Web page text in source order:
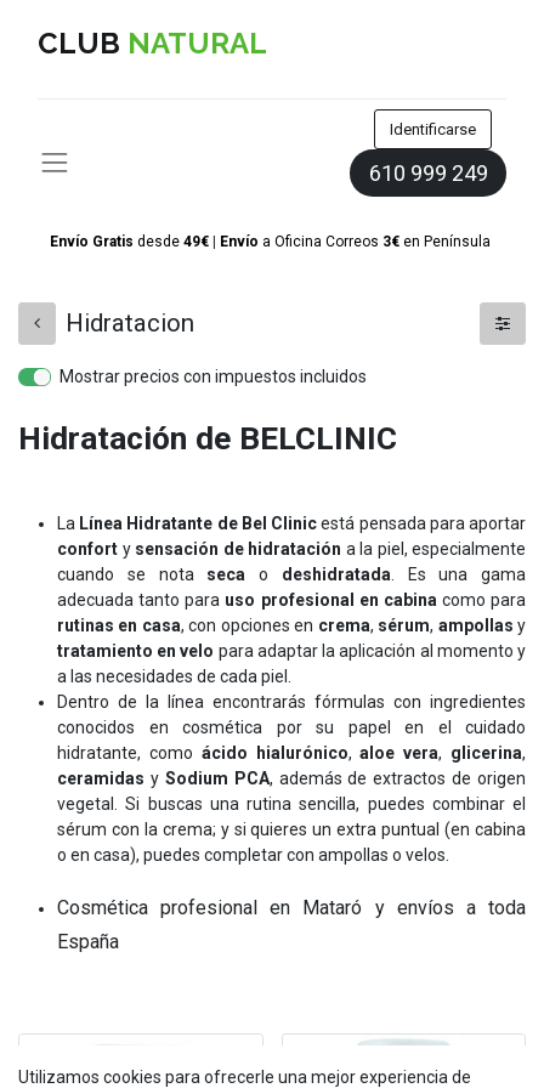
CLUB NATURAL
Identificarse
610 999 249
Envío Gratis desde 49€ Envío a Oficina Correos 3€ en Península
Hidratacion
Mostrar precios con impuestos incluidos
Hidratación de BELCLINIC
La Línea Hidratante de Bel Clinicestá pensada para aportar
confort y sensación de hidratación a la piel, especialmente
cuando se nota seca o deshidratada . Es una gama
adecuada tanto para uso profesional en cabina como para
rutinas en casa, con opciones en crema, sérum, ampollas y
tratamiento en velo para adaptar la aplicación al momento y
a las necesidades de cada piel.
Dentro de la línea encontrarás fórmulas con ingredientes
conocidos en cosmética por su papel en el cuidado
hidratante, como ácido hialurónico,aloe vera, glicerina,
ceramidas y Sodium PCA, además de extractos de origen
vegetal. Si buscas una rutina sencilla, puedes combinar el
sérum con la crema; y si quieres un extra puntual (en cabina
o en casa), puedes completar con ampollas o velos.
Cosmética profesional en Mataró y envíos a toda
España
Utilizamos cookies para ofrecerle una mejor experiencia de